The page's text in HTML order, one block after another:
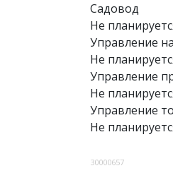
Садовод
Не
Управление
Не
Управление
Не
Управление
Не
30000657